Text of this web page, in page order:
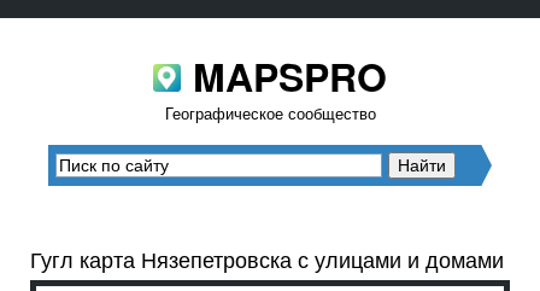
MAPSPRO
Географическое сообщество
Гугл карта Нязепетровска с улицами и домами